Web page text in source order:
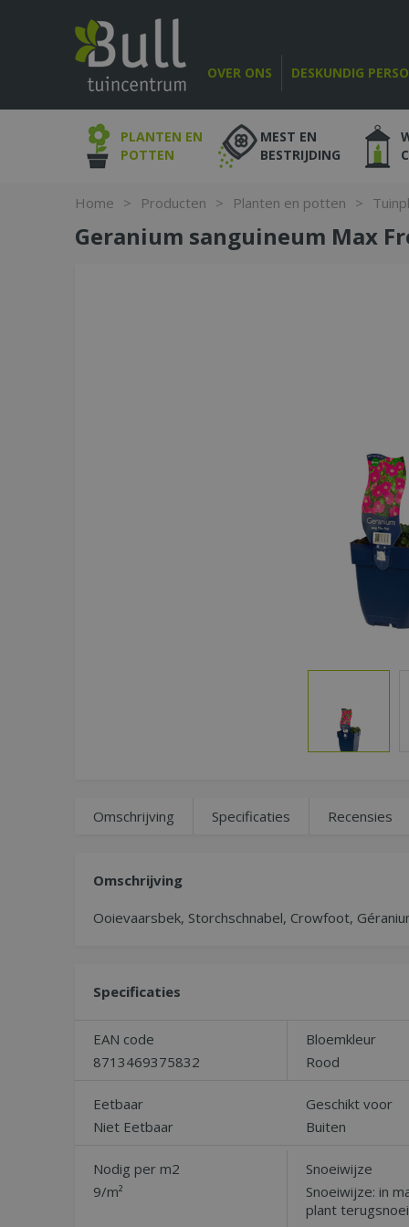
Home > Producten > Planten en potten >
OVER ONS DESKUNDIG
PLANTEN EN
POTTEN
MEST EN
BESTRIJDING
Geranium sanguineum Max
Omschrijving Specificaties Recensies
Omschrijving
Ooievaarsbek, Storchschnabel, Crowfoot,
Specificaties
EAN code
8713469375832
Bloemkleur
Rood
Eetbaar
Niet Eetbaar
Geschikt voor
Buiten
Nodig per m2
9/m²
Snoeiwijze
Snoeiwijze: in
plant